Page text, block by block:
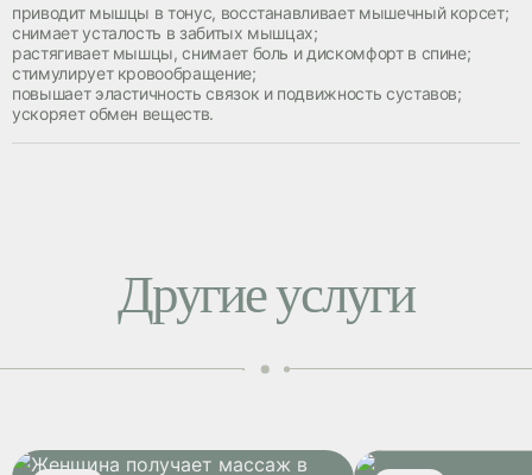
приводит мышцы в тонус, восстанавливает мышечный корсет;
снимает усталость в забитых мышцах;
растягивает мышцы, снимает боль и дискомфорт в спине;
стимулирует кровообращение;
повышает эластичность связок и подвижность суставов;
ускоряет обмен веществ.
Другие услуги